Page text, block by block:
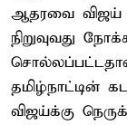
ஆதரவை விஜய்
நிறுவுவது
தமிழ்நாட்டின்
விஜய்க்கு